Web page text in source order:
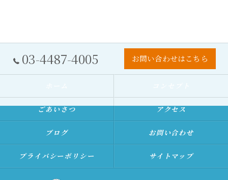
03-4487-4005 お問い合わせはこちら
ごあいさつ アクセス
ブログ お問い合わせ
プライバシーポリシー サイトマップ